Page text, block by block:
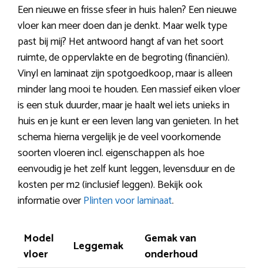
Een nieuwe en frisse sfeer in huis halen? Een nieuwe
vloer kan meer doen dan je denkt. Maar welk type
past bij mij? Het antwoord hangt af van het soort
ruimte, de oppervlakte en de begroting (financiën).
Vinyl en laminaat zijn spotgoedkoop, maar is alleen
minder lang mooi te houden. Een massief eiken vloer
is een stuk duurder, maar je haalt wel iets unieks in
huis en je kunt er een leven lang van genieten. In het
schema hierna vergelijk je de veel voorkomende
soorten vloeren incl. eigenschappen als hoe
eenvoudig je het zelf kunt leggen, levensduur en de
kosten per m2 (inclusief leggen). Bekijk ook
informatie overPlinten voor laminaat.
Model
vloer
Leggemak
Gemak van
onderhoud